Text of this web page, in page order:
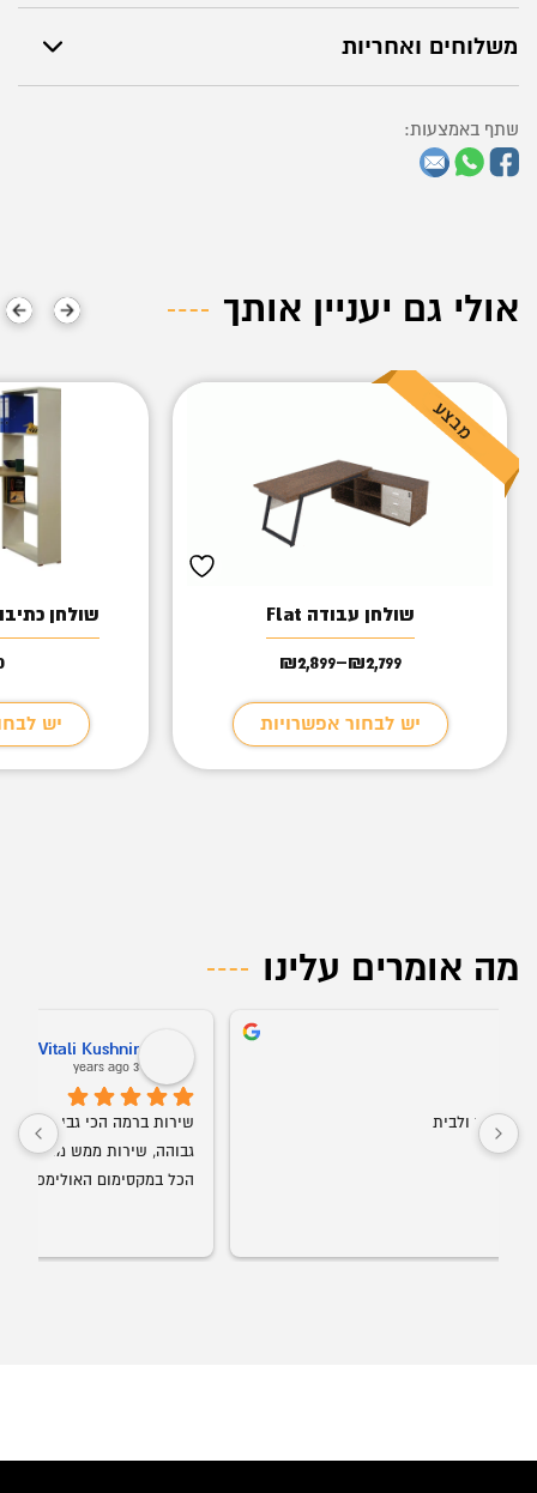
משלוחים ואחריות
שתף באמצעות:
אולי גם יעניין אותך
שולחן עבודה Flat
₪2,799
–
₪2,899
טווח
עד
יש לבחור אפשרויות
שולחן
יש
מה אומרים עלינו
Vitali Kushnir
הכל במקסימום האולימפי! ממליץ לכולם בחום!